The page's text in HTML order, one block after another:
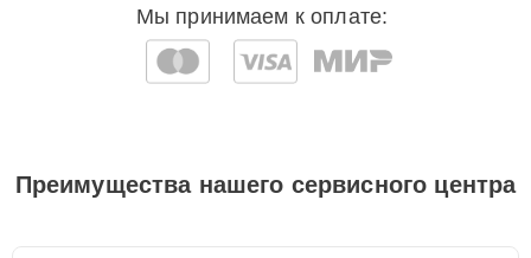
Мы принимаем к оплате:
Преимущества нашего сервисного центра